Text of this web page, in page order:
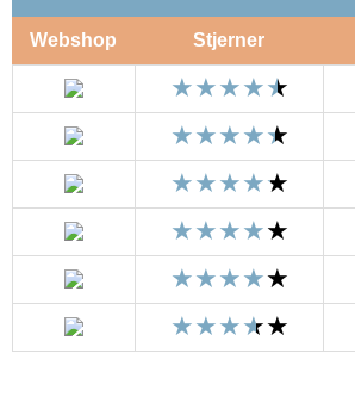
Webshop Stjerner